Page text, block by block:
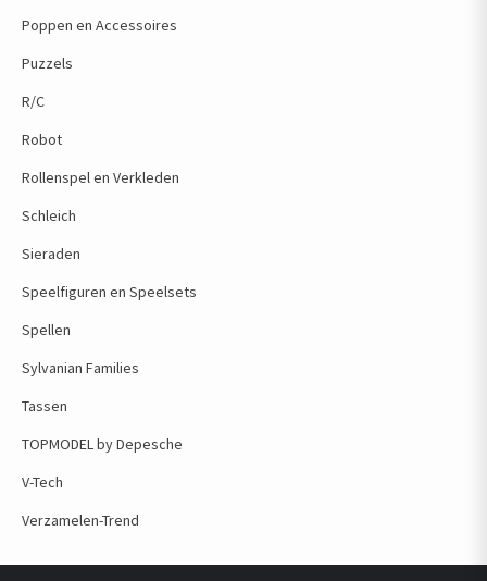
Poppen en Accessoires
Puzzels
R/C
Robot
Rollenspel en Verkleden
Schleich
Sieraden
Speelfiguren en Speelsets
Spellen
Sylvanian Families
Tassen
TOPMODEL by Depesche
V-Tech
Verzamelen-Trend